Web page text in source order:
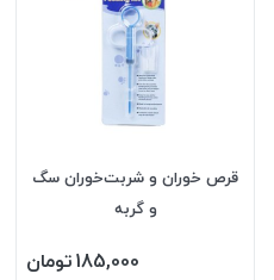
قرص خوران و شربت‌خوران سگ
و گربه
185,000تومان